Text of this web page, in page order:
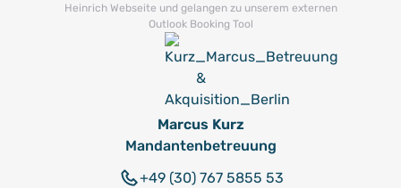
Heinrich Webseite und gelangen zu unserem externen
Outlook Booking Tool
Marcus Kurz
Mandantenbetreuung
+49 (30) 767 5855 53